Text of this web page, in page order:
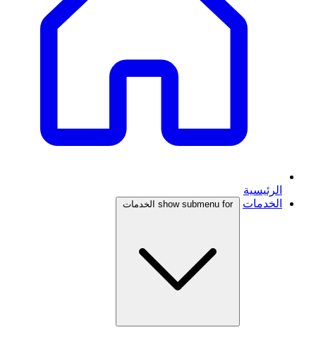
الرئيسية
الخدمات
show submenu for الخدمات